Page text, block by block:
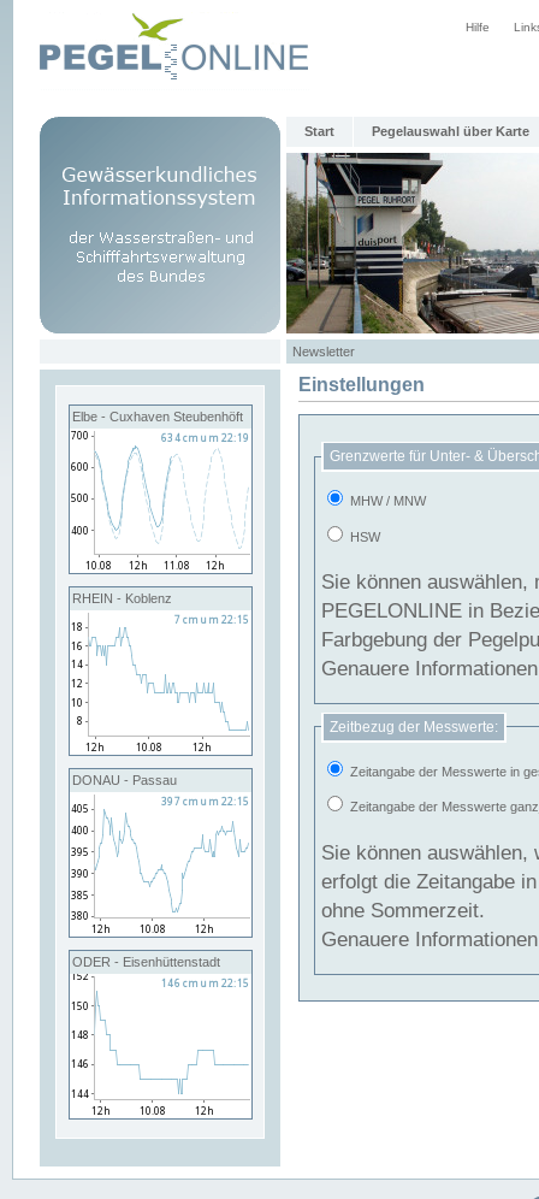
Hilfe
Start Pegelauswahl über Karte
Newsletter
Elbe - Cuxhaven Steubenhöft
RHEIN - Koblenz
DONAU - Passau
ODER - Eisenhüttenstadt
Einstellungen
Grenzwerte für Unter- &
MHW / MNW
HSW
Sie können
PEGELONLINE in Beziehung
Farbgebung der
Genauere
Zeitbezug der Messwerte:
Zeitangabe der Messwerte in
Zeitangabe der Messwerte
Sie können auswählen,
erfolgt die Zeitangabe
ohne Sommerzeit.
Genauere